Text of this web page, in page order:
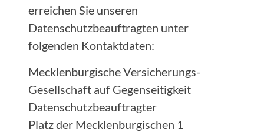
erreichen Sie unseren
Datenschutzbeauftragten unter
folgenden Kontaktdaten:
Mecklenburgische Versicherungs-
Gesellschaft auf Gegenseitigkeit
Datenschutzbeauftragter
Platz der Mecklenburgischen 1